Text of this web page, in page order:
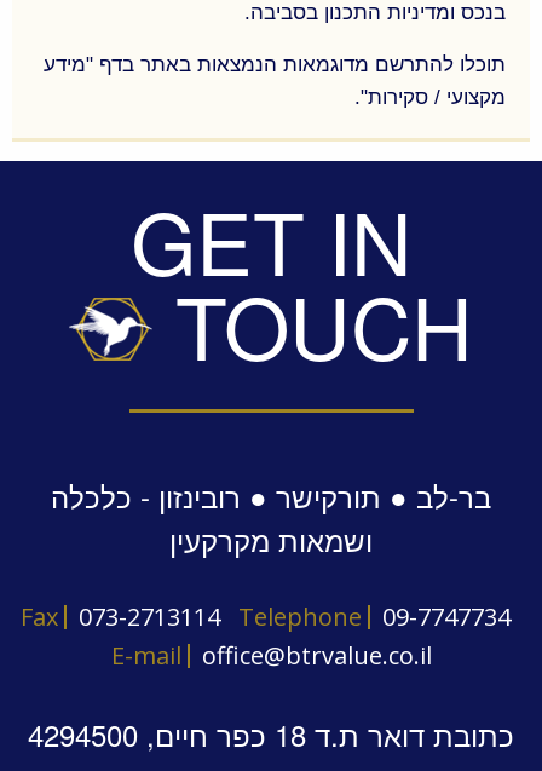
בנכס ומדיניות התכנון בסביבה.
תוכלו להתרשם מדוגמאות הנמצאות באתר בדף "מידע
מקצועי / סקירות".
השקעה בנדל"ן, לקראת כניסה למתחמים חדשים – אנו
בנכס ומדיניות התכנון בסביבה.
תוכלו להתרשם מדוגמאות הנמצאות באתר בדף "מידע
מקצועי / סקירות".
GET IN
TOUCH
בר-לב ● תורקישר ● רובינזון - כלכלה
ושמאות מקרקעין
Fax 073-2713114 Telephone
09-7747734
E-mail
office@btrvalue.co.il
כתובת דואר ת.ד 18 כפר חיים, 4294500